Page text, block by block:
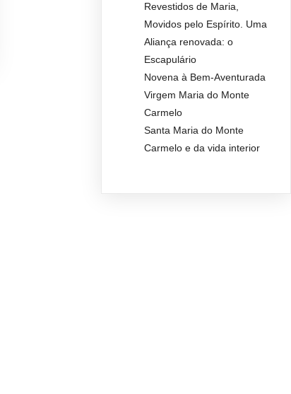
Revestidos de Maria,
Movidos pelo Espírito. Uma
Aliança renovada: o
Escapulário
Novena à Bem-Aventurada
Virgem Maria do Monte
Carmelo
Santa Maria do Monte
Carmelo e da vida interior